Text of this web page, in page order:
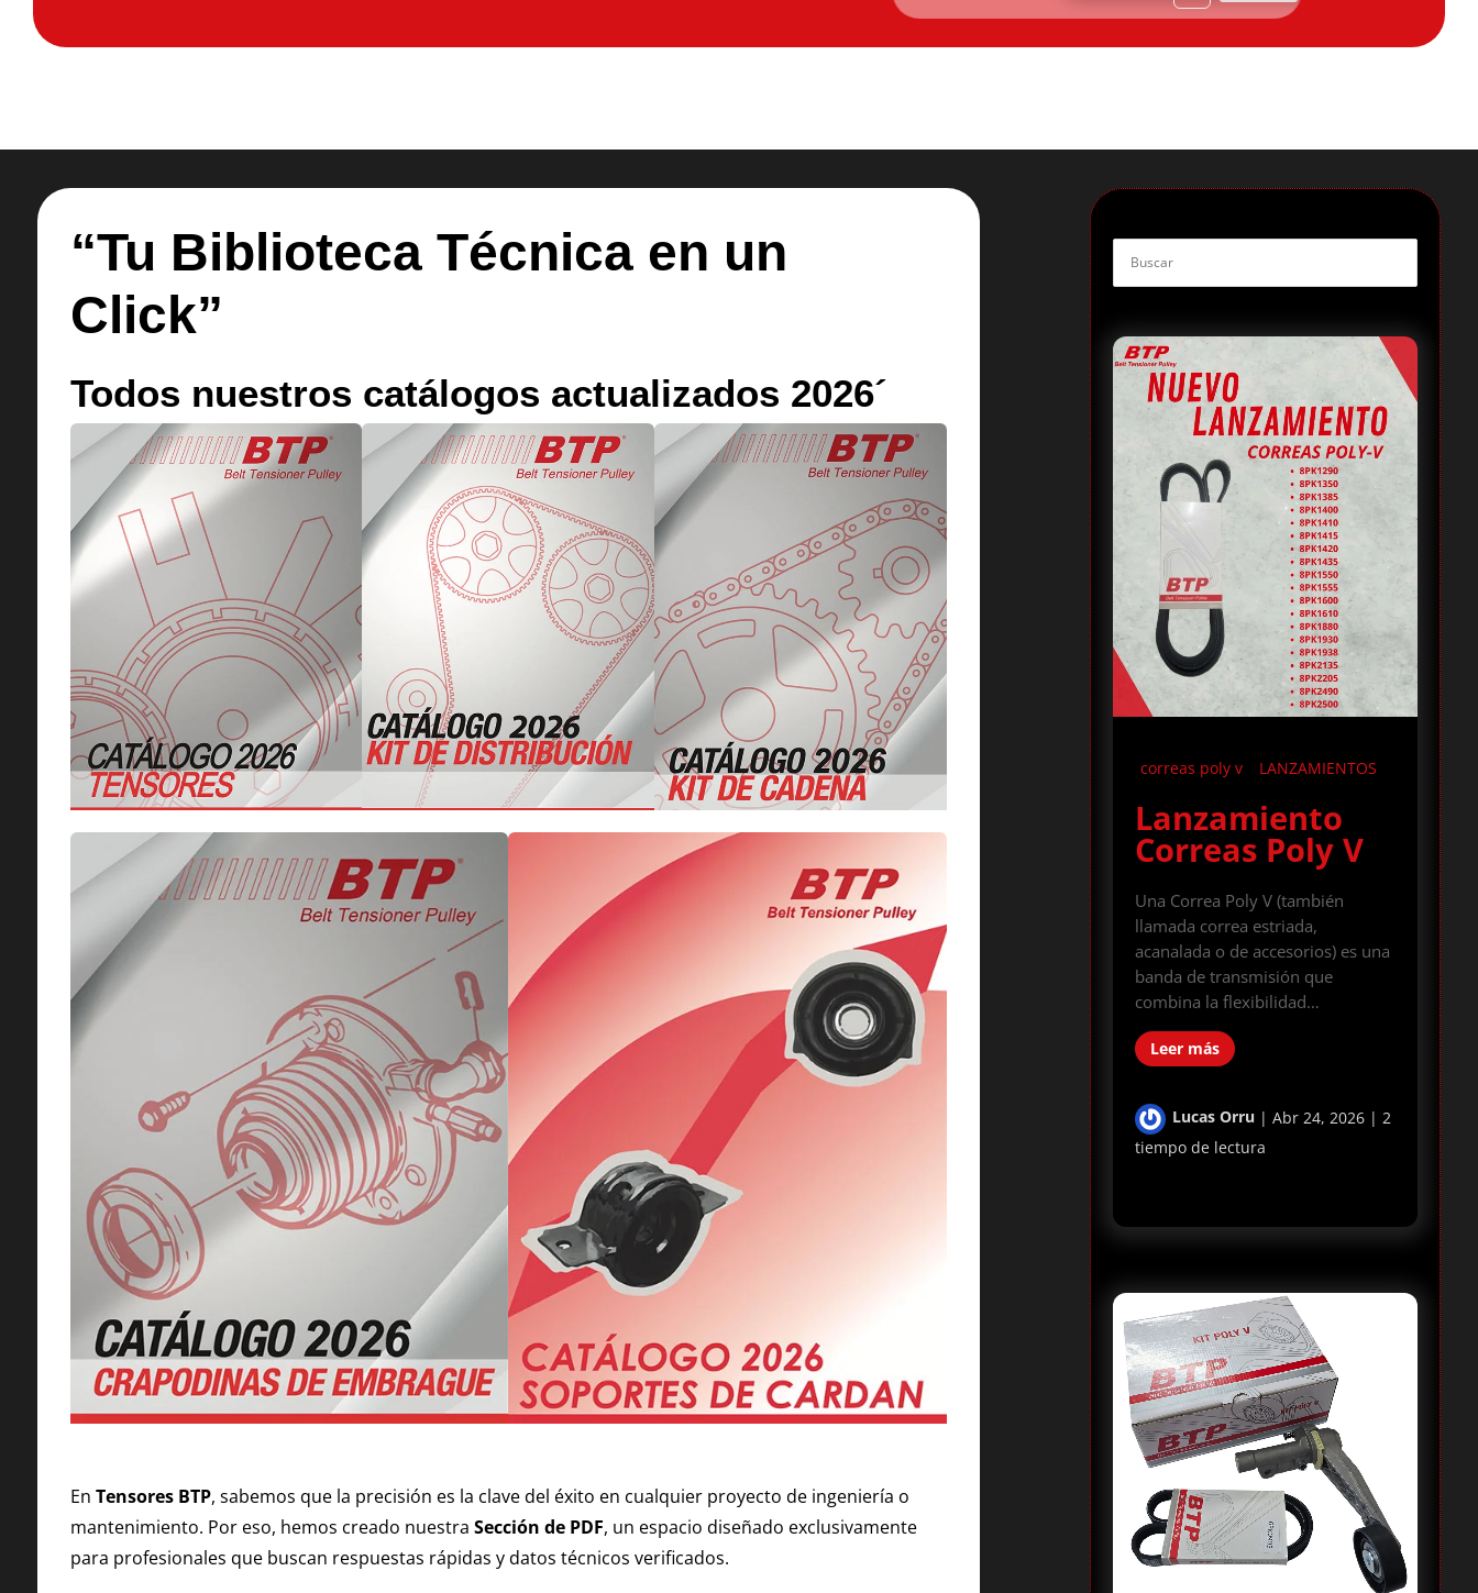
“Tu Biblioteca Técnica en un
Click”
Todos nuestros catálogos actualizados 2026´
En Tensores BTP, sabemos que la precisión es la clave del éxito en cualquier proyecto de ingeniería o
mantenimiento. Por eso, hemos creado nuestra Sección de PDF, un espacio diseñado exclusivamente
para profesionales que buscan respuestas rápidas y datos técnicos verificados.
correas poly v LANZAMIENTOS
Lanzamiento
Correas Poly V
Una Correa Poly V (también
llamada correa estriada,
acanalada o de accesorios) es una
banda de transmisión que
combina la flexibilidad…
Leer más
Lucas Orru |Abr 24, 2026 | 2
tiempo de lectura